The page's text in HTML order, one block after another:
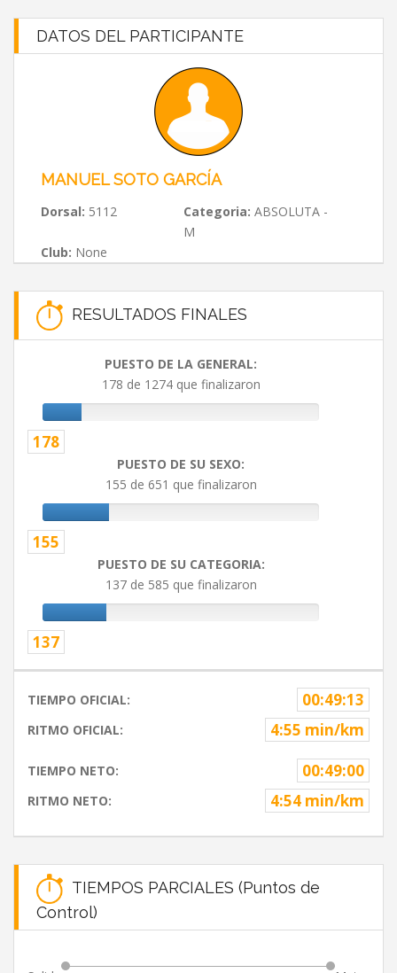
DATOS DEL PARTICIPANTE
MANUEL SOTO GARCÍA
Dorsal: 5112 Categoria: ABSOLUTA -
M
Club: None
RESULTADOS FINALES
PUESTO DE LA GENERAL:
178 de 1274 que finalizaron
178
PUESTO DE SU SEXO:
155 de 651 que finalizaron
155
PUESTO DE SU CATEGORIA:
137 de 585 que finalizaron
137
TIEMPO OFICIAL: 00:49:13
RITMO OFICIAL: 4:55 min/km
TIEMPO NETO: 00:49:00
RITMO NETO: 4:54 min/km
TIEMPOS PARCIALES (Puntos de
Control)